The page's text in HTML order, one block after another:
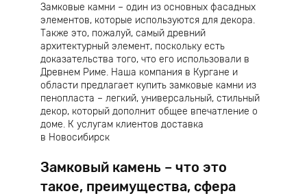
Замковые камни – один из основных фасадных
элементов, которые используются для декора.
Также это, пожалуй, самый древний
архитектурный элемент, поскольку есть
доказательства того, что его использовали в
Древнем Риме. Наша компания в Кургане и
области предлагает купить замковые камни из
пенопласта – легкий, универсальный, стильный
декор, который дополнит общее впечатление о
доме. К услугам клиентов доставка
в Новосибирск
Замковый камень – что это
такое, преимущества, сфера